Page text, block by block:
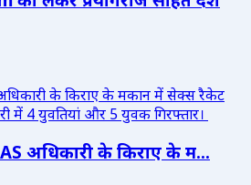
अधिकारी के किराए के म...